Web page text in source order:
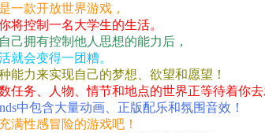
一款开放世界游戏，
将控制一名大学生的生活。
己拥有控制他人思想的能力后，
就会变得一团糟。
能力来实现自己的梦想、欲望和愿望！
任务、人物、情节和地点的世界正等待着你去
中包含大量动画、正版配乐和氛围音效！
满性感冒险的游戏吧！